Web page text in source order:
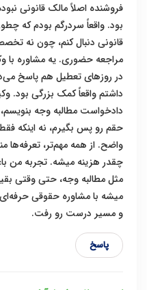
فروشنده اصلاً مالک قانونی
بود. واقعاً سردرگم بودم که
قانونی دنبال کنم، چون نه
در روزهای تعطیل هم پاسخ
داشتم واقعاً کمک بزرگی بود.
دادخواست مطالبه وجه
حقم رو پس بگیرم، نه اینکه
واضح. از همه مهم‌تر، تعرفه‌ها
چقدر هزینه میشه. تجربه من
مثل مطالبه وجه، حتی وقتی
میشه با مشاوره حقوقی
و مسیر درست رو رفت.
پاسخ